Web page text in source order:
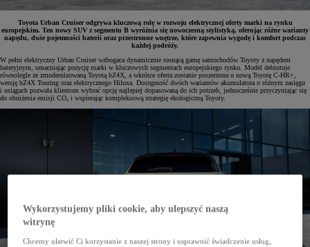
Toyota Urban Cruiser odgrywa kluczową rolę w rozwoju elektrycznej oferty marki na rynku
europejskim. Ten nowy SUV z segmentu B wyróżnia się nowoczesną stylistyką, oferując różne warianty
napędu, dwie pojemności baterii oraz przestronne wnętrze, które zapewnia wygodę i komfort podczas
każdej podróży.
W pełni elektryczny Urban Cruiser wzbogaca dynamicznie rosnącą gamę samochodów Toyoty z napędem
bateryjnym, umacniając pozycję marki w kluczowych segmentach europejskiego rynku. Model debiutuje
równolegle ze zmodernizowaną Toyotą bZ4X, a wkrótce oferta zostanie poszerzona o nową Toyotę C-HR+,
wersję bZ4X Touring oraz elektrycznego Hiluxa. Dostępność dwóch wariantów akumulatora o różnym zasięgu
i osiągach pozwala klientom wybrać opcję najlepiej dopasowaną do ich potrzeb, jednocześnie przyczyniając się
do obniżenia emisji CO₂ i wspierając kompleksową strategię ekologiczną Toyoty.
Wykorzystujemy pliki cookie, aby ulepszyć naszą
witrynę
Chcemy ułatwić Ci korzystanie z naszej strony i usprawnić świadczenie usług,